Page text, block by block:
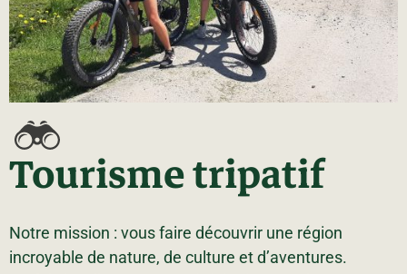
Bénévolat
Communauté d’affaires
Travailleurs autonomes
Coups de cœur
Itinéraires
Pédalez!
Tourisme tripatif
Notre mission : vous faire découvrir une région
incroyable de nature, de culture et d’aventures.